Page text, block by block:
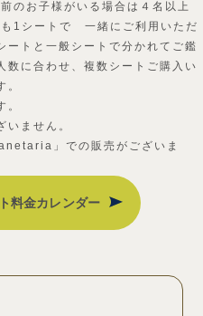
のお子様がいる場合は４名以上
1シートで 一緒にご利用いただ
トと一般シートで分かれてご鑑
数に合わせ、複数シートご購入い
。
。
いません。
」での販売がございま
料金カレンダー